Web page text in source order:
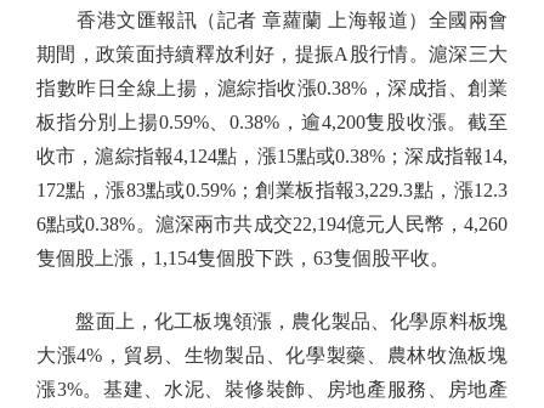
香港文匯報訊（記者 章蘿蘭 上海報道）全國兩會
期間，政策面持續釋放利好，提振A股行情。滬深三大
指數昨日全線上揚，滬綜指收漲0.38%，深成指、創業
板指分別上揚0.59%、0.38%，逾4,200隻股收漲。截至
收市，滬綜指報4,124點，漲15點或0.38%；深成指報14,
172點，漲83點或0.59%；創業板指報3,229.3點，漲12.3
6點或0.38%。滬深兩市共成交22,194億元人民幣，4,260
隻個股上漲，1,154隻個股下跌，63隻個股平收。
盤面上，化工板塊領漲，農化製品、化學原料板塊
大漲4%，貿易、生物製品、化學製藥、農林牧漁板塊
漲3%。基建、水泥、裝修裝飾、房地產服務、房地產